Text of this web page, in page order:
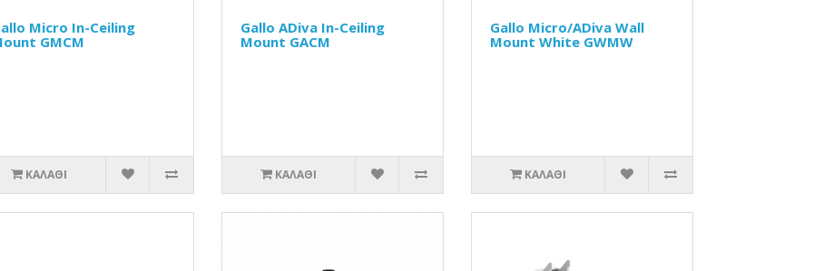
Micro In-Ceiling
GMCM
ΚΑΛΆΘΙ
Gallo ADiva In-Ceiling
Mount GACM
ΚΑΛΆΘΙ
Gallo Micro/ADiva Wall
Mount White GWMW
ΚΑΛΆΘΙ